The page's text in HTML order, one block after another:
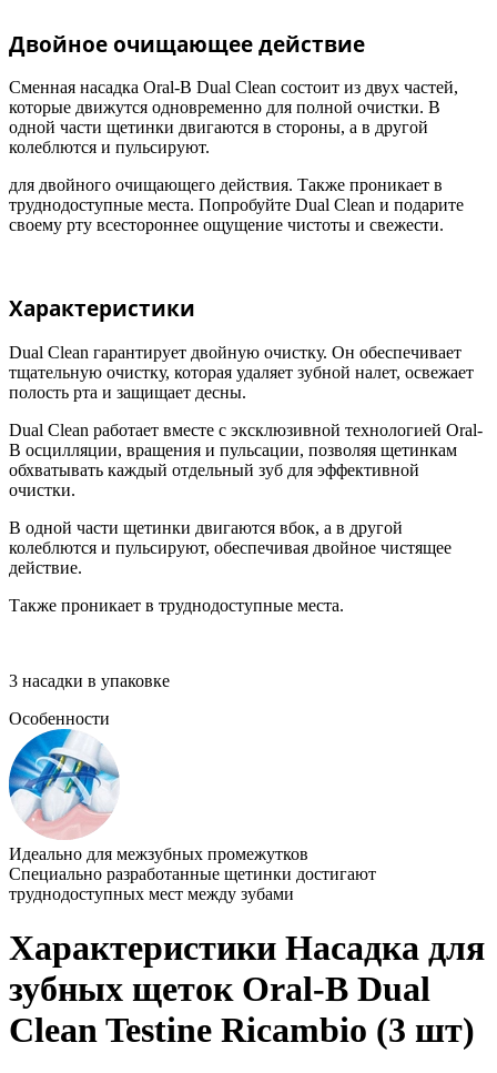
Двойное очищающее действие
Сменная насадка Oral-B Dual Clean состоит из двух частей,
которые движутся одновременно для полной очистки. В
одной части щетинки двигаются в стороны, а в другой
колеблются и пульсируют.
для двойного очищающего действия. Также проникает в
труднодоступные места. Попробуйте Dual Clean и подарите
своему рту всестороннее ощущение чистоты и свежести.
Характеристики
Dual Clean гарантирует двойную очистку. Он обеспечивает
тщательную очистку, которая удаляет зубной налет, освежает
полость рта и защищает десны.
Dual Clean работает вместе с эксклюзивной технологией Oral-
B осцилляции, вращения и пульсации, позволяя щетинкам
обхватывать каждый отдельный зуб для эффективной
очистки.
В одной части щетинки двигаются вбок, а в другой
колеблются и пульсируют, обеспечивая двойное чистящее
действие.
Также проникает в труднодоступные места.
3 насадки в упаковке
Особенности
Идеально для межзубных промежутков
Специально разработанные щетинки достигают
труднодоступных мест между зубами
Характеристики Насадка для
зубных щеток Oral-B Dual
Clean Testine Ricambio (3 шт)